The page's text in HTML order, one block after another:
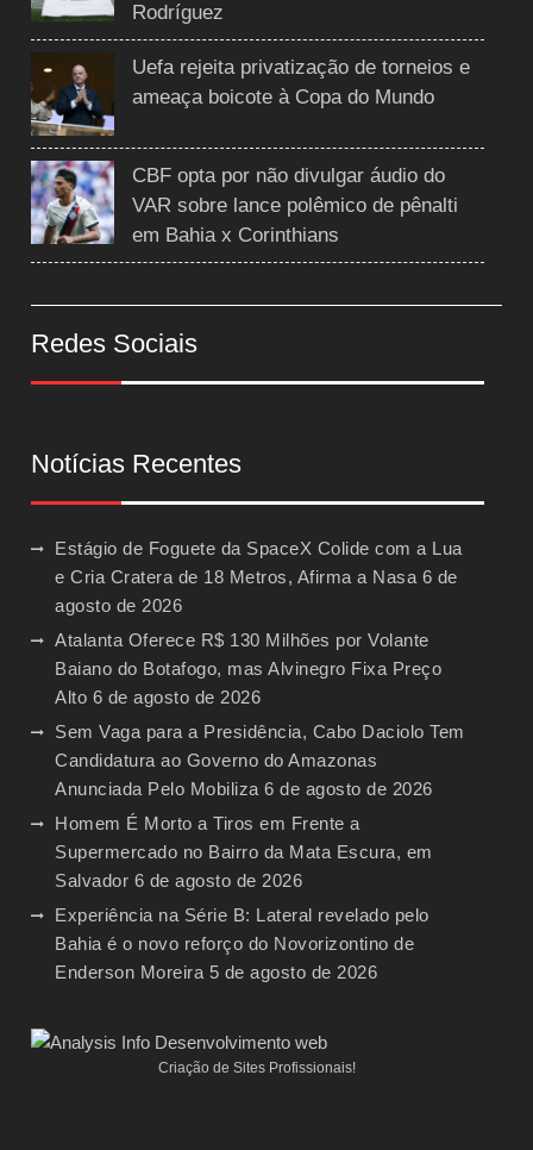
Rodríguez
Uefa rejeita privatização de torneios e
ameaça boicote à Copa do Mundo
CBF opta por não divulgar áudio do
VAR sobre lance polêmico de pênalti
em Bahia x Corinthians
Redes Sociais
Notícias Recentes
Estágio de Foguete da SpaceX Colide com a Lua
e Cria Cratera de 18 Metros, Afirma a Nasa 6 de
agosto de 2026
Atalanta Oferece R$ 130 Milhões por Volante
Baiano do Botafogo, mas Alvinegro Fixa Preço
Alto 6 de agosto de 2026
Sem Vaga para a Presidência, Cabo Daciolo Tem
Candidatura ao Governo do Amazonas
Anunciada Pelo Mobiliza 6 de agosto de 2026
Homem É Morto a Tiros em Frente a
Supermercado no Bairro da Mata Escura, em
Salvador 6 de agosto de 2026
Experiência na Série B: Lateral revelado pelo
Bahia é o novo reforço do Novorizontino de
Enderson Moreira 5 de agosto de 2026
Criação de Sites Profissionais!